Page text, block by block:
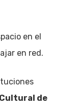
en el
en red.
de